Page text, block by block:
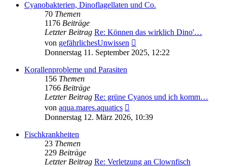
Cyanobakterien, Dinoflagellaten und Co.
70 Themen
1176 Beiträge
Letzter Beitrag Re: Können das wirklich Dino'…
von gefährlichesUnwissen
Beitrag
Donnerstag 11. September 2025, 12:22
Korallenprobleme und Parasiten
156 Themen
1766 Beiträge
Letzter Beitrag Re: grüne Cyanos und ich komm…
von aqua.mares.aquatics
Beitrag
Donnerstag 12. März 2026, 10:39
Fischkrankheiten
23 Themen
229 Beiträge
Letzter Beitrag Re: Verletzung an Clownfisch